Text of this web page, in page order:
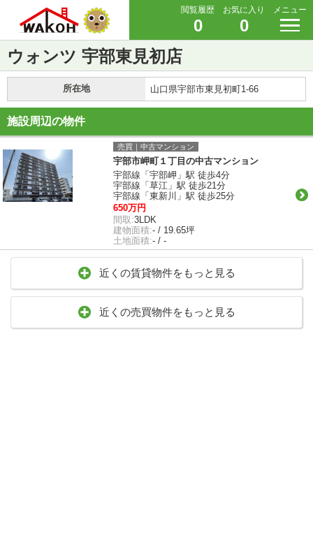
閲覧履歴
0
お気に入り
0
メニュー
ウォンツ 宇部東見初店
所在地 山口県宇部市東見初町1-66
施設周辺の物件
売買｜中古マンション
宇部市岬町１丁目の中古マンション
宇部線「宇部岬」駅 徒歩4分
宇部線「草江」駅 徒歩21分
宇部線「東新川」駅 徒歩25分
650万円
間取:3LDK
建物面積:- / 19.65坪
土地面積:- / -
近くの賃貸物件をもっと見る
近くの売買物件をもっと見る